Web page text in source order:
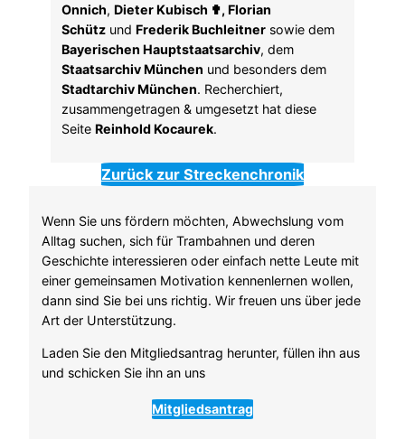
Onnich, Dieter Kubisch ✟, Florian
Schütz und Frederik Buchleitner sowie dem
Bayerischen Hauptstaatsarchiv, dem
Staatsarchiv München und besonders dem
Stadtarchiv München. Recherchiert,
zusammengetragen & umgesetzt hat diese
Seite Reinhold Kocaurek.
Zurück zur Streckenchronik
Wenn Sie uns fördern möchten, Abwechslung vom
Alltag suchen, sich für Trambahnen und deren
Geschichte interessieren oder einfach nette Leute mit
einer gemeinsamen Motivation kennenlernen wollen,
dann sind Sie bei uns richtig. Wir freuen uns über jede
Art der Unterstützung.
Laden Sie den Mitgliedsantrag herunter, füllen ihn aus
und schicken Sie ihn an uns
Mitgliedsantrag